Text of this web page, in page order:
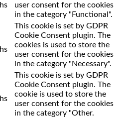
user consent for the cookies
in the category "Functional".
This cookie is set by GDPR
Cookie Consent plugin. The
cookies is used to store the
user consent for the cookies
in the category "Necessary".
This cookie is set by GDPR
Cookie Consent plugin. The
cookie is used to store the
user consent for the cookies
in the category "Other.